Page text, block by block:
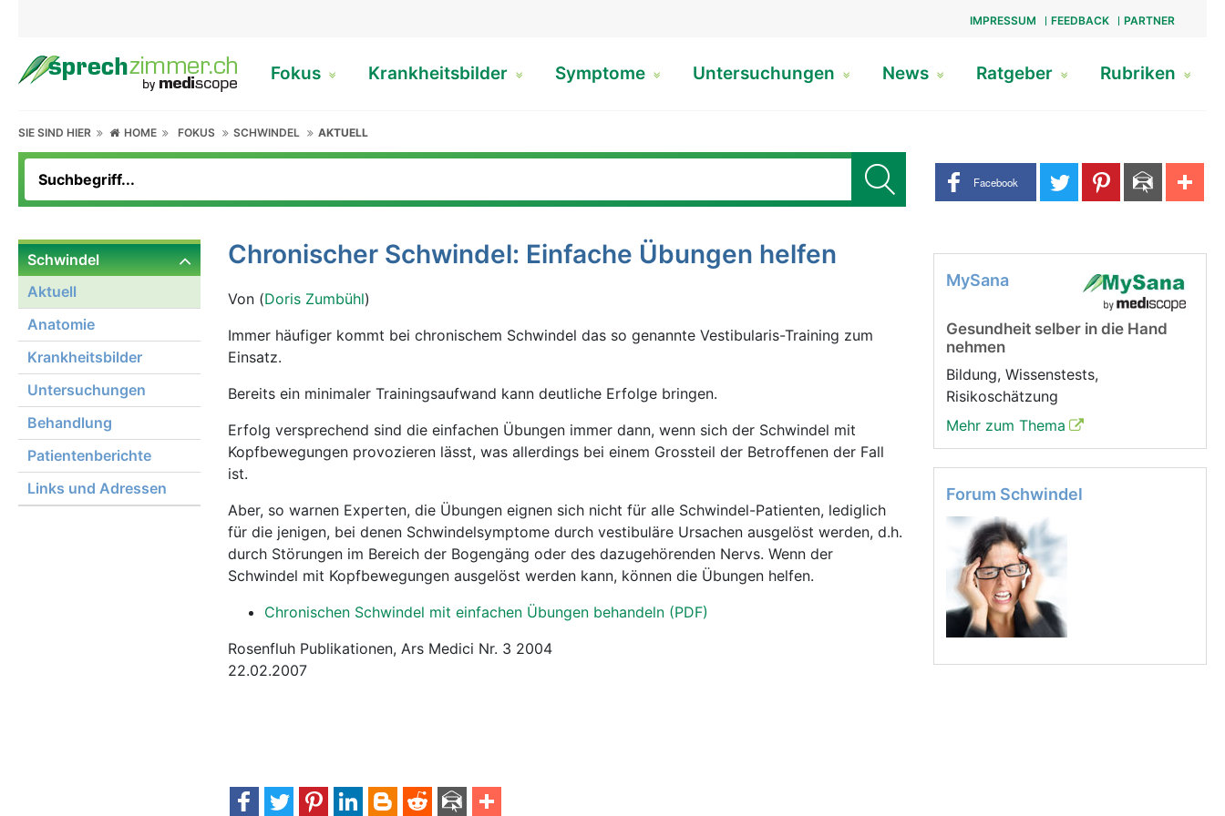
IMPRESSUM FEEDBACK PARTNER
Fokus Krankheitsbilder Symptome Untersuchungen News Ratgeber Rubriken
SIE SIND HIER HOME FOKUS SCHWINDEL AKTUELL
Share buttons
Facebook
Schwindel
Aktuell
Anatomie
Krankheitsbilder
Untersuchungen
Behandlung
Patientenberichte
Links und Adressen
Chronischer Schwindel: Einfache Übungen helfen
Von (Doris Zumbühl)
Immer häufiger kommt bei chronischem Schwindel das so genannte Vestibularis-Training zum
Einsatz.
Bereits ein minimaler Trainingsaufwand kann deutliche Erfolge bringen.
Erfolg versprechend sind die einfachen Übungen immer dann, wenn sich der Schwindel mit
Kopfbewegungen provozieren lässt, was allerdings bei einem Grossteil der Betroffenen der Fall
ist.
Aber, so warnen Experten, die Übungen eignen sich nicht für alle Schwindel-Patienten, lediglich
für die jenigen, bei denen Schwindelsymptome durch vestibuläre Ursachen ausgelöst werden, d.h.
durch Störungen im Bereich der Bogengäng oder des dazugehörenden Nervs. Wenn der
Schwindel mit Kopfbewegungen ausgelöst werden kann, können die Übungen helfen.
Chronischen Schwindel mit einfachen Übungen behandeln (PDF)
Rosenfluh Publikationen, Ars Medici Nr. 3 2004
22.02.2007
MySana
Gesundheit selber in die Hand
nehmen
Bildung, Wissenstests,
Risikoschätzung
Mehr zum Thema
Forum Schwindel